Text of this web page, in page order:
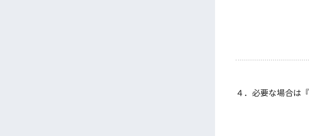
４．必要な場合は